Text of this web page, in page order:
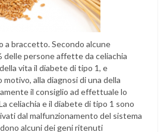
a braccetto. Secondo alcune
delle persone affette da celiachia
vita il diabete di tipo 1, e
alla diagnosi di una della
il consiglio ad effettuale lo
celiachia e il diabete di tipo 1 sono
dal malfunzionamento del sistema
alcuni dei geni ritenuti